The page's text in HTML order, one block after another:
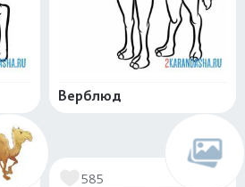
Верблюд
585